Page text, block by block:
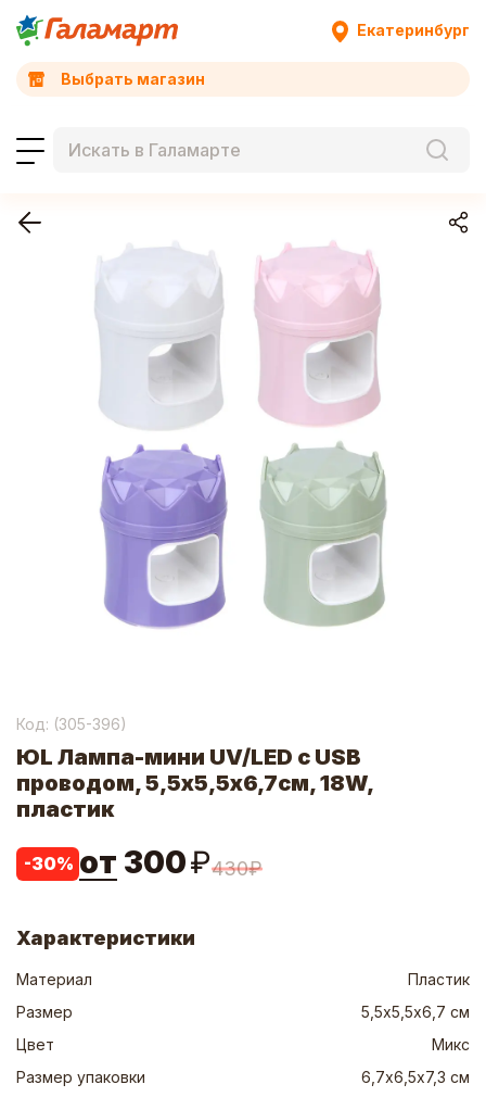
Екатеринбург
Выбрать магазин
Код: (305-396)
ЮL Лампа-мини UV/LED с USB
проводом, 5,5х5,5х6,7см, 18W,
пластик
-30% от 300₽430₽
Характеристики
Материал
Пластик
Размер
5,5х5,5х6,7 см
Цвет
Микс
Размер упаковки
6,7х6,5х7,3 см